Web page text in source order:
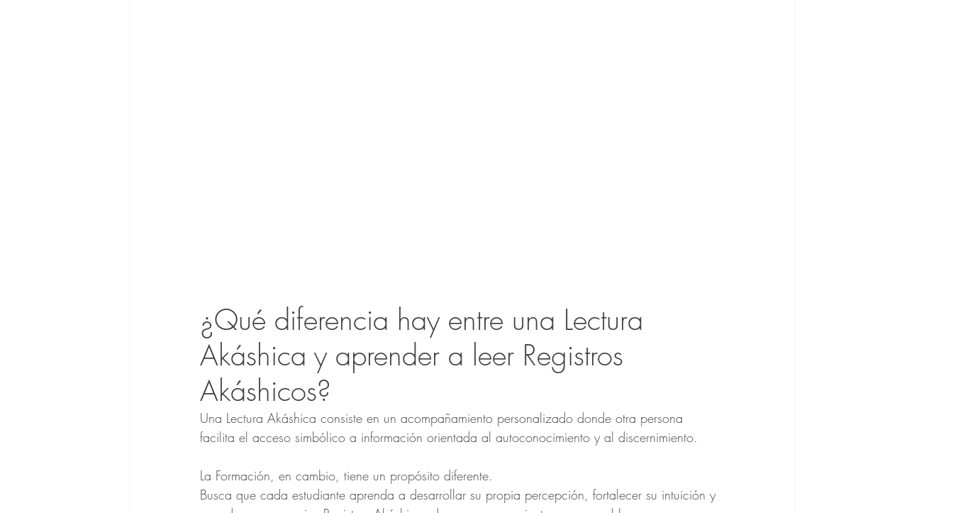
¿Qué diferencia hay entre una Lectura
Akáshica y aprender a leer Registros
Akáshicos?
Una Lectura Akáshica consiste en un acompañamiento personalizado donde otra persona
facilita el acceso simbólico a información orientada al autoconocimiento y al discernimiento.
La Formación, en cambio, tiene un propósito diferente.
Busca que cada estudiante aprenda a desarrollar su propia percepción, fortalecer su intuición y